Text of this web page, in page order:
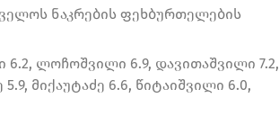
ნაკრების ფეხბურთელების
6.2, ლოჩოშვილი 6.9, დავითაშვილი 7.2,
მიქაუტაძე 6.6, წიტაიშვილი 6.0,